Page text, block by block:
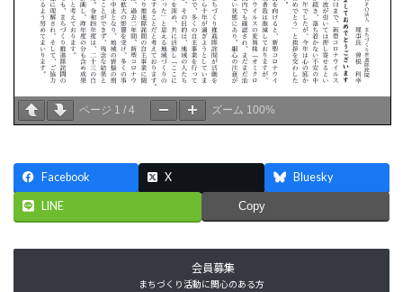
ページ 1 / 4 ズーム 100%
Facebook X Bluesky
LINE Copy
会員募集
まちづくり活動に関心のある方